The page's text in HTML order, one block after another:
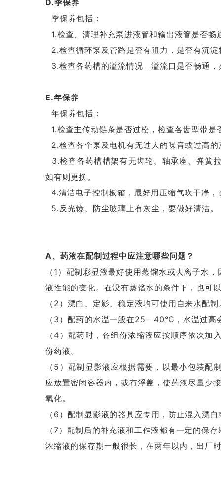
D.季保养
季保养包括：
1.检查、清理补充泵进液管和输出液管是否畅
2.检查循环泵及管路是否有阻力，是否有沉
3.检查各药槽的溢流情况，溢流口是否畅通
E.年保养
年保养包括：
1.检查主传动链条是否过松，检查各齿型带
2.检查各个泵及电机有无过大的噪音或过高
3.检查各药槽槽架有无齿轮、轴承座、弹簧
如有则更换。
4.清洁电子控制板箱，最好用压缩气吹干净
5.反光镜、防尘玻璃上有灰尘，要做好清洁。
A、药液在配制过程中应注意哪些问题？
（1）配制彩显液最好使用蒸馏水或去离子水
液性能的变化。在没有蒸馏水的条件下，也可
（2）漂白、定影、稳定液均可使用自来水配制
（3）配药的水温一般在25－40℃，水温过高
（4）配药时，各组份浓缩液应按顺序依次
份药液。
（5）配制显影液应根据需要，以最小包装
应放置密闭容器内，或有浮盖，使药液尽量少
氧化。
（6）配制显影液的器具应专用，防止混入漂
（7）配制后的补充液和工作液都有一定的保
浓缩液的保存期一般很长，在两年以内，出